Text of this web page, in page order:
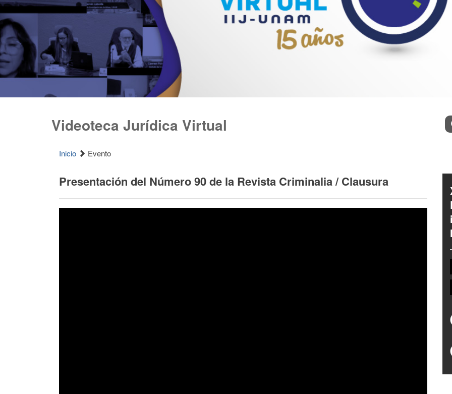
Videoteca Jurídica Virtual
Inicio Evento
Presentación del Número 90 de la Revista Criminalia / Clausura